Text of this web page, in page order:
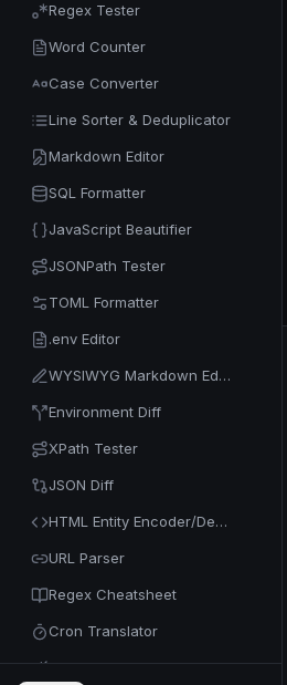
Regex Tester
Word Counter
Case Converter
Line Sorter & Deduplicator
Markdown Editor
SQL Formatter
JavaScript Beautifier
JSONPath Tester
TOML Formatter
.env Editor
WYSIWYG Markdown Editor
Environment Diff
XPath Tester
JSON Diff
HTML Entity Encoder/Decoder
URL Parser
Regex Cheatsheet
Cron Translator
Code Minifier